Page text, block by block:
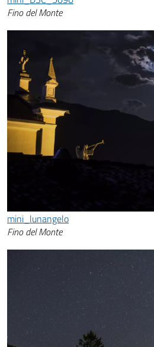
Fino del Monte
mini_lunangelo
Fino del Monte